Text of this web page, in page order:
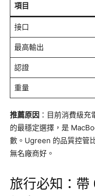
項目
接口
最高輸出
認證
重量
推薦原因 ：目前消費級
的最穩定選擇，是
數。Ugreen 的品質控管
無名廠商好。
旅行必知：帶